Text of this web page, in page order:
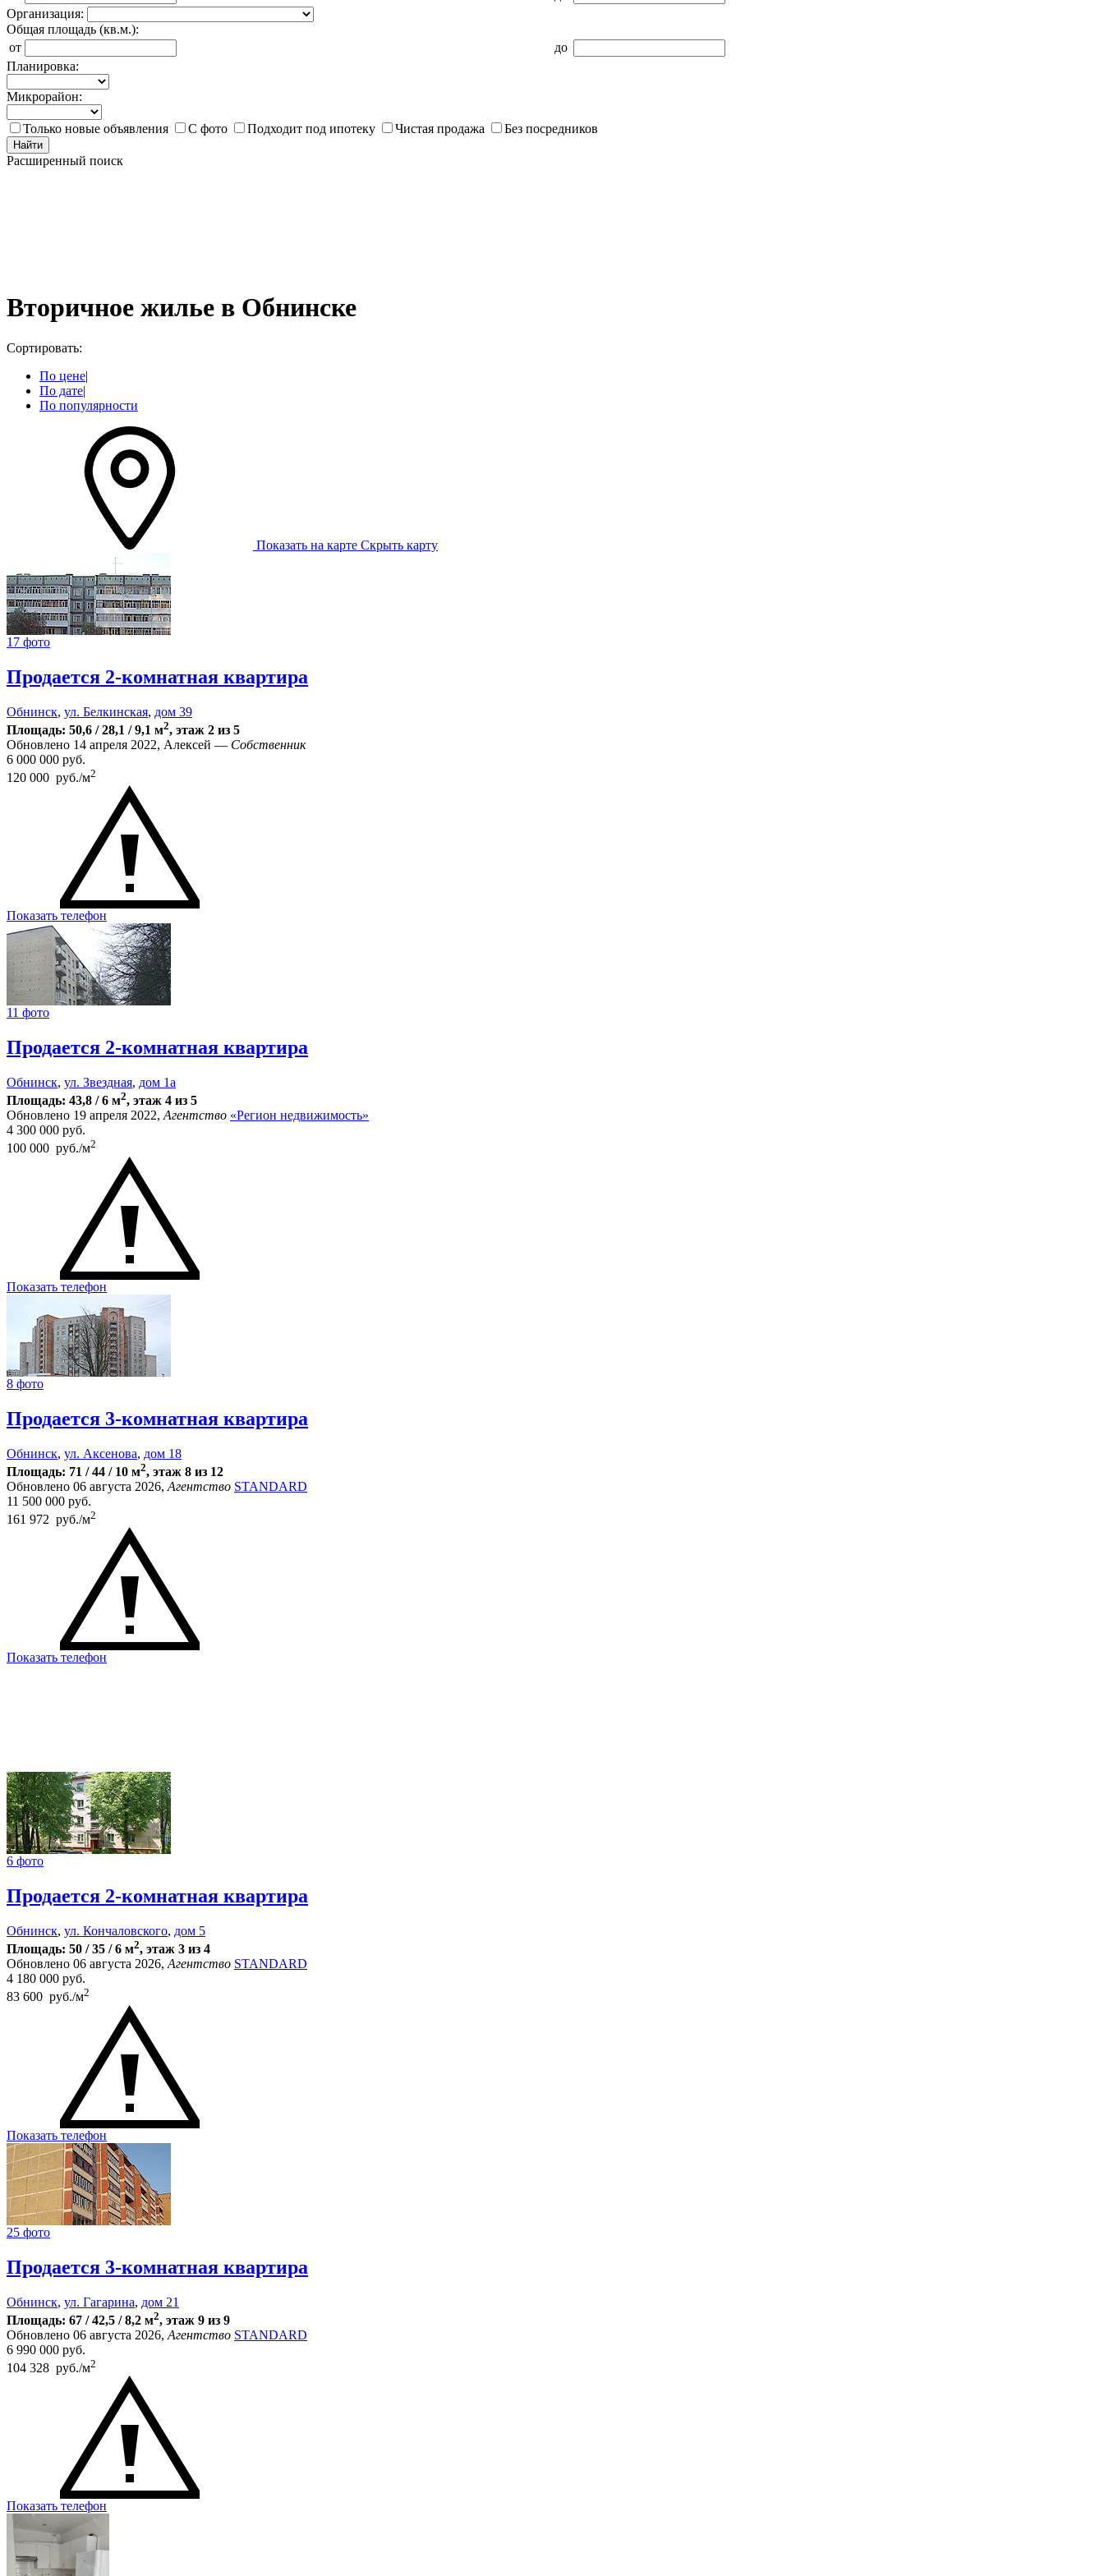
Организация:
Общая площадь (кв.м.):
от
до
Планировка:
Микрорайон:
Только новые объявления С фото Подходит под ипотеку Чистая продажа Без посредников
Найти
Расширенный поиск
Вторичное жилье в Обнинске
Сортировать:
По цене|
По дате|
По популярности
Показать на карте Скрыть карту
17 фото
Продается 2-комнатная квартира
Обнинск, ул. Белкинская, дом 39
Площадь: 50,6 / 28,1 / 9,1 м2, этаж 2 из 5
Обновлено 14 апреля 2022, Алексей — Собственник
6 000 000 руб.
120 000 руб./м2
Показать телефон
11 фото
Продается 2-комнатная квартира
Обнинск, ул. Звездная, дом 1а
Площадь: 43,8 / 6 м2, этаж 4 из 5
Обновлено 19 апреля 2022,Агентство «Регион недвижимость»
4 300 000 руб.
100 000 руб./м2
Показать телефон
8 фото
Продается 3-комнатная квартира
Обнинск, ул. Аксенова, дом 18
Площадь: 71 / 44 / 10 м2, этаж 8 из 12
Обновлено 06 августа 2026, Агентство STANDARD
11 500 000 руб.
161 972 руб./м2
Показать телефон
6 фото
Продается 2-комнатная квартира
Обнинск, ул. Кончаловского, дом 5
Площадь: 50 / 35 / 6 м2, этаж 3 из 4
Обновлено 06 августа 2026,Агентство STANDARD
4 180 000 руб.
83 600 руб./м2
Показать телефон
25 фото
Продается 3-комнатная квартира
Обнинск, ул. Гагарина, дом 21
Площадь: 67 / 42,5 / 8,2 м2, этаж 9 из 9
Обновлено 06 августа 2026, Агентство STANDARD
6 990 000 руб.
104 328 руб./м2
Показать телефон